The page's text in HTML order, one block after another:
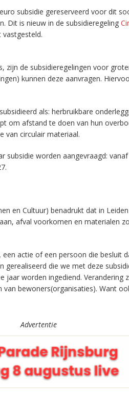
subsidie gereserveerd voor dit
Dit is nieuw in de subsidieregeling
de subsidieregelingen voor
kunnen deze aanvragen.
als: herbruikbare
om afstand te doen van hun
van circulair materiaal.
subsidie worden aangevraagd:
en Cultuur) benadrukt dat in
afval voorkomen en materialen
actie of een persoon die besluit
die we met deze
jaar worden ingediend. Verandering
bewoners(organisaties). Want
Advertentie